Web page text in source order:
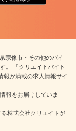
宗像市・その他のバイ
。 「クリエイトバイト
報が満載の求人情報サイ
報をお届けしていま
株式会社クリエイトが